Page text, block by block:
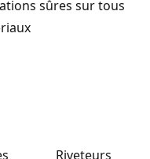
sûres sur tous
Riveteurs